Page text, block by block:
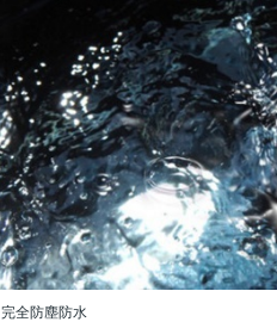
完全防塵防水